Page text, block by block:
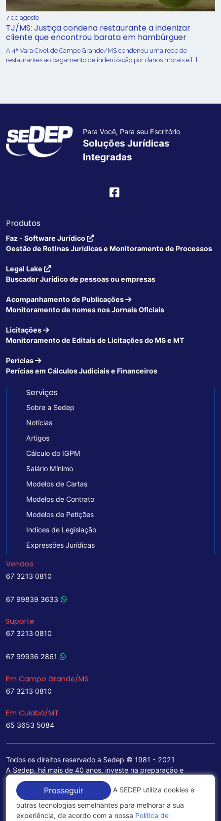
7 de agosto
TJ/MS: Justiça condena restaurante a indenizar
cliente que encontrou barata em hambúrguer
A 4ª Vara Cível de Campo Grande/MS condenou uma rede de
restaurantes ao pagamento de indenização por danos morais e […]
Para Você, Para seu Escritório
Soluções Jurídicas
Integradas
Produtos
Faz - Software Jurídico
Gestão de Rotinas Jurídicas e Monitoramento de Processos
Legal Lake
Buscador Jurídico de pessoas ou empresas
Acompanhamento de Publicações
Monitoramento de nomes nos Jornais Oficiais
Licitações
Monitoramento de Editais de Licitações do MS e MT
Perícias
Perícias em Cálculos Judiciais e Financeiros
Serviços
Sobre a Sedep
Notícias
Artigos
Cálculo do IGPM
Salário Mínimo
Modelos de Cartas
Modelos de Contrato
Modelos de Petições
Indices de Legislação
Expressões Jurídicas
Vendas
67 3213 0810
67 99839 3633
Suporte
67 3213 0810
67 99936 2861
Em Campo Grande/MS
67 3213 0810
Em Cuiabá/MT
65 3653 5084
Todos os direitos reservado a Sedep © 1981 - 2021
A Sedep, há mais de 40 anos, investe na preparação e
treinamento de funcionários e na aquisição de tecnologia de
ponta para a ampliação de seu portfólio de serviços voltados
para a área jurídica, que contemplam informações seguras e
excelentes soluções empresariais.
Prosseguir
A SEDEP utiliza cookies e
outras tecnologias semelhantes para melhorar a sua
experiência, de acordo com a nossa Política de